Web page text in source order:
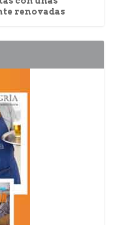
renovadas